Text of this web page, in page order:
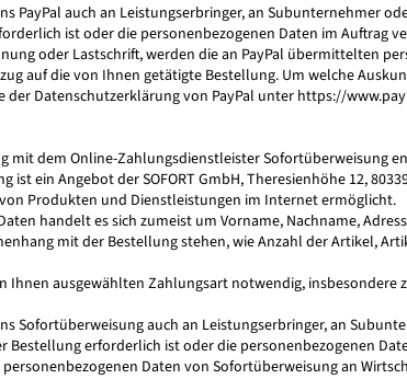
PayPal auch an Leistungserbringer, an Subunternehmer
ist oder die personenbezogenen Daten im Auftrag
oder Lastschrift, werden die an PayPal übermittelten
auf die von Ihnen getätigte Bestellung. Um welche
Datenschutzerklärung von PayPal unter https://
mit dem Online-Zahlungsdienstleister Sofortüberweisung
ein Angebot der SOFORT GmbH, Theresienhöhe 12,
Produkten und Dienstleistungen im Internet ermöglicht.
handelt es sich zumeist um Vorname, Nachname,
mit der Bestellung stehen, wie Anzahl der Artikel,
ausgewählten Zahlungsart notwendig,
Sofortüberweisung auch an Leistungserbringer, an
erforderlich ist oder die personenbezogenen
Daten von Sofortüberweisung an